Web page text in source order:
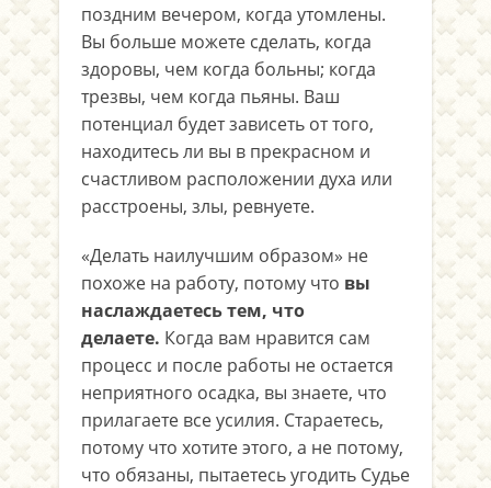
поздним вечером, когда утомлены.
Вы больше можете сделать, когда
здоровы, чем когда больны; когда
трезвы, чем когда пьяны. Ваш
потенциал будет зависеть от того,
находитесь ли вы в прекрасном и
счастливом расположении духа или
расстроены, злы, ревнуете.
«Делать наилучшим образом» не
похоже на работу, потому что вы
наслаждаетесь тем, что
делаете. Когда вам нравится сам
процесс и после работы не остается
неприятного осадка, вы знаете, что
прилагаете все усилия. Стараетесь,
потому что хотите этого, а не потому,
что обязаны, пытаетесь угодить Судье